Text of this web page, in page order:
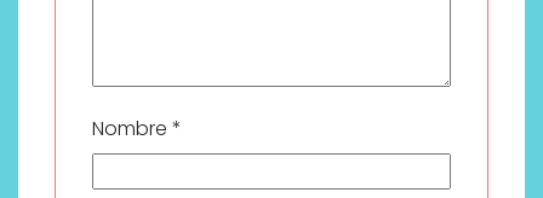
Nombre *